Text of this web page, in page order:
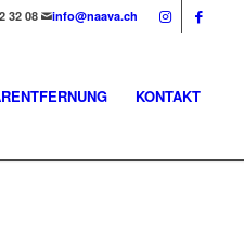
32 08 info@naava.ch
KONTAKT